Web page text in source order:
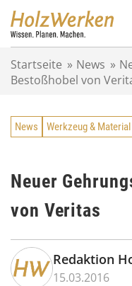
Startseite » News »
Bestoßhobel von
News Werkzeug & Material
Neuer
von Veritas
Redaktion
15.03.2016